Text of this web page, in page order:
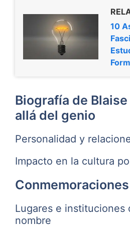
10
Biografía de
allá del genio
Personalidad y
Impacto en la cultura
Lugares e instituciones
nombre